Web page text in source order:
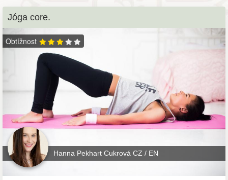
Jóga core.
Obtížnost
Hanna Pekhart Cukrová CZ / EN